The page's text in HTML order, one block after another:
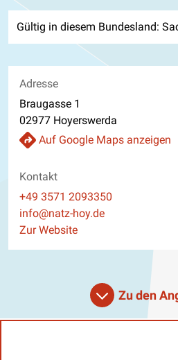
Gültig in diesem Bundesland:
Adresse
Braugasse 1
02977 Hoyerswerda
Auf Google Maps anzeigen
Kontakt
Telefon
+49 3571 2093350
E-Mail
info@natz-hoy.de
Website
Zur Website
Zu den